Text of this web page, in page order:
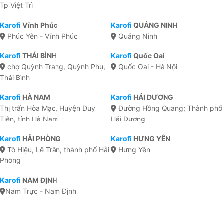
Tp Việt Trì
Karofi Vĩnh Phúc
Phúc Yên - Vĩnh Phúc
Karofi QUẢNG NINH
Quảng Ninh
Karofi THÁI BÌNH
chợ Quỳnh Trang, Quỳnh Phụ,
Thái Bình
Karofi Quốc Oai
Quốc Oai - Hà Nội
Karofi HÀ NAM
Thị trấn Hòa Mạc, Huyện Duy
Tiên, tỉnh Hà Nam
Karofi HẢI DƯƠNG
Đường Hồng Quang; Thành phố
Hải Dương
Karofi HẢI PHÒNG
Tô Hiệu, Lê Trân, thành phố Hải
Phòng
Karofi HƯNG YÊN
Hưng Yên
Karofi NAM ĐỊNH
Nam Trực - Nam Định